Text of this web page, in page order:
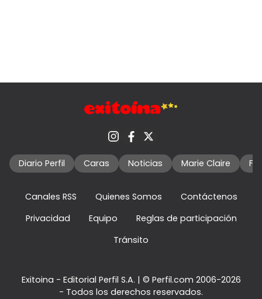
Diario Perfil Caras Noticias Marie Claire
Canales RSS Quienes Somos
Contáctenos
Privacidad
Equipo
Reglas de participación
Tránsito
Exitoina - Editorial Perfil S.A. | © Perfil.com 2006-2026
- Todos los derechos reservados.